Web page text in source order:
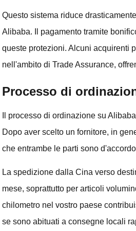
Questo sistema riduce
Alibaba. Il pagamento tramite
queste protezioni. Alcuni acquirenti
nell'ambito di Trade Assurance,
Processo di
Il processo di ordinazione su
Dopo aver scelto un fornitore, in
che entrambe le parti sono
La spedizione dalla Cina verso
mese, soprattutto per articoli
chilometro nel vostro paese
se sono abituati a consegne locali